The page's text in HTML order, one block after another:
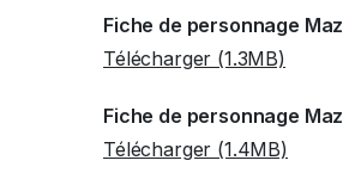
Fiche de personnage
Télécharger (1.3MB)
Fiche de personnage
Télécharger (1.4MB)